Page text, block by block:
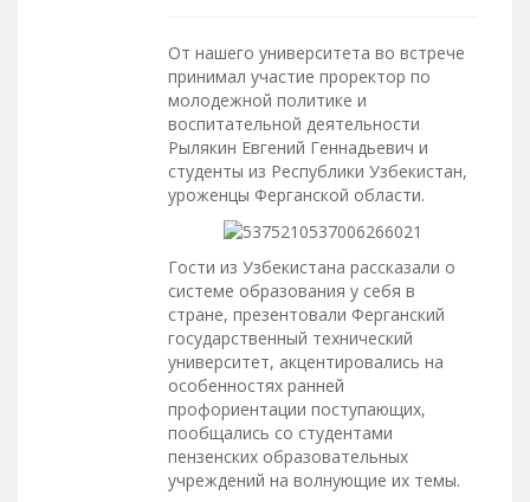
От нашего университета во встрече
принимал участие проректор по
молодежной политике и
воспитательной деятельности
Рылякин Евгений Геннадьевич и
студенты из Республики Узбекистан,
уроженцы Ферганской области.
Гости из Узбекистана рассказали о
системе образования у себя в
стране, презентовали Ферганский
государственный технический
университет, акцентировались на
особенностях ранней
профориентации поступающих,
пообщались со студентами
пензенских образовательных
учреждений на волнующие их темы.